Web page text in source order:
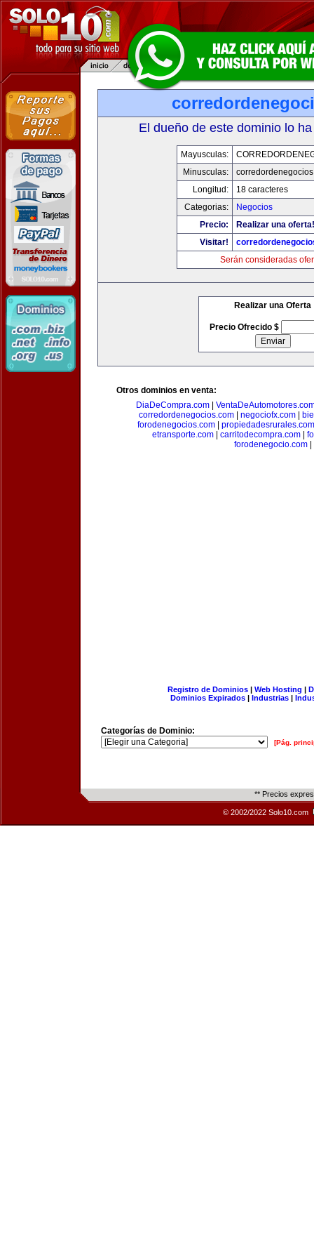
El dueño de este dominio lo
Mayusculas:
Minusculas:
Longitud:
18 caracteres
Categorias:
Negocios
Precio:
Realizar una oferta!
Visitar!
Serán consideradas
Realizar una Oferta
Precio Ofrecido $
Otros dominios en venta:
DiaDeCompra.com|
corredordenegocios.com
negociofx.com
forodenegocios.com
propiedadesrurales.com
etransporte.com
carritodecompra.com
forodenegocio.com|
Registro de Dominios| Web Hosting |
Dominios Expirados | Industrias |
Categorías de Dominio:
[Pág.
** Precios
© 2002/2022 Solo10.com